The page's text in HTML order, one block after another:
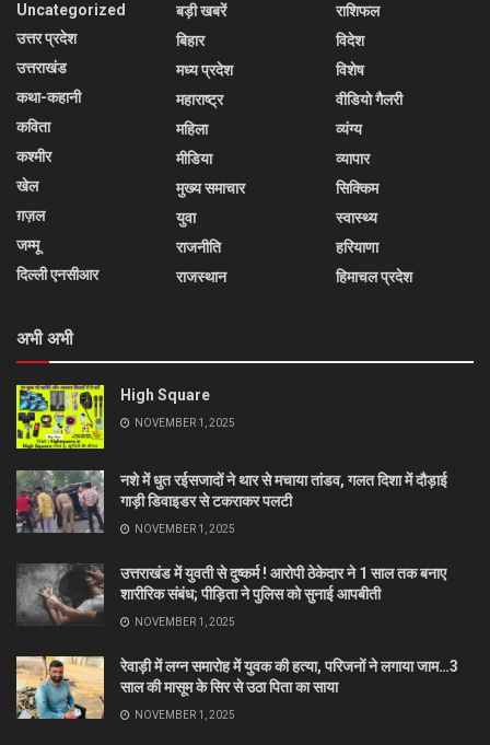
Uncategorized
उत्तर प्रदेश
उत्तराखंड
कथा-कहानी
कविता
कश्मीर
खेल
ग़ज़ल
जम्मू
दिल्ली एनसीआर
बड़ी खबरें
बिहार
मध्य प्रदेश
महाराष्ट्र
महिला
मीडिया
मुख्य समाचार
युवा
राजनीति
राजस्थान
राशिफल
विदेश
विशेष
वीडियो गैलरी
व्यंग्य
व्यापार
सिक्किम
स्वास्थ्य
हरियाणा
हिमाचल प्रदेश
अभी अभी
High Square
NOVEMBER 1, 2025
नशे में धुत रईसजादों ने थार से मचाया तांडव, गलत दिशा में दौड़ाई
गाड़ी डिवाइडर से टकराकर पलटी
NOVEMBER 1, 2025
उत्तराखंड में युवती से दुष्कर्म ! आरोपी ठेकेदार ने 1 साल तक बनाए
शारीरिक संबंध; पीड़िता ने पुलिस को सुनाई आपबीती
NOVEMBER 1, 2025
रेवाड़ी में लग्न समारोह में युवक की हत्या, परिजनों ने लगाया जाम…3
साल की मासूम के सिर से उठा पिता का साया
NOVEMBER 1, 2025